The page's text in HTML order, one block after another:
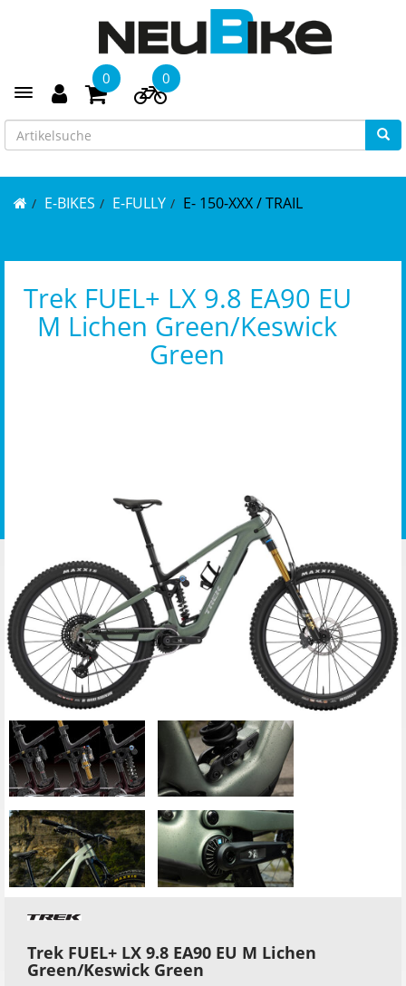
Toggle navigation
0 0
E-BIKES E-FULLY E- 150-XXX / TRAIL
Trek FUEL+ LX 9.8 EA90 EU
M Lichen Green/Keswick
Green
Trek FUEL+ LX 9.8 EA90 EU M Lichen
Green/Keswick Green